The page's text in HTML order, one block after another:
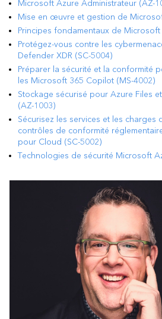
Microsoft Azure Administrateur (AZ-
Mise en œuvre et gestion de
Principes fondamentaux de
Protégez-vous contre les
Defender XDR (SC-5004)
Préparer la sécurité et la conformité
les Microsoft 365 Copilot (MS-4002)
Stockage sécurisé pour Azure Files
(AZ-1003)
Sécurisez les services et les charges
contrôles de conformité
pour Cloud (SC-5002)
Technologies de sécurité Microsoft